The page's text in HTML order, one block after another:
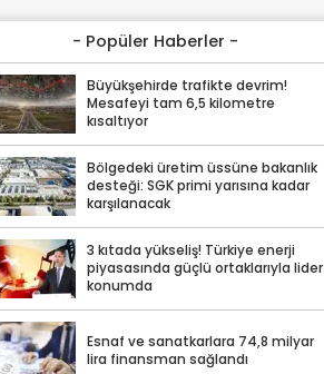
- Popüler Haberler -
Büyükşehirde trafikte devrim!
Mesafeyi tam 6,5 kilometre
kısaltıyor
Bölgedeki üretim üssüne bakanlık
desteği: SGK primi yarısına kadar
karşılanacak
3 kıtada yükseliş! Türkiye enerji
piyasasında güçlü ortaklarıyla lider
konumda
Esnaf ve sanatkarlara 74,8 milyar
lira finansman sağlandı